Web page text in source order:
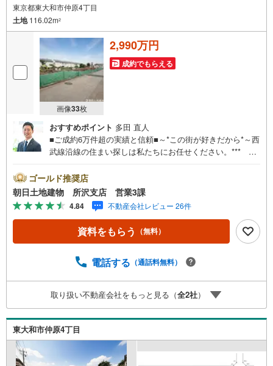
東京都東大和市仲原4丁目
土地116.02m2
画像33枚
2,990万円
成約でもらえる
おすすめポイント 多田 直人
■ご成約6万件超の実績と信頼■～*この街が好きだから*～西
武線沿線の住まい探しは私たちにお任せください。*** 住
玉・神奈川に展開。豊富な取引データと現場経験をもと
に、お客様一人ひとりに最適なご提案を行っています。
「住宅ローンが不安」「自己資金が少ないけれど購入でき
る？」「住み替えの進め方が分からない」など、購入・売
却に関するお悩みにも有資格スタッフが丁寧に対応。資金
計画の立案から契約・お引渡しまで一貫してサポートいた
件ごとのメリット・注意点をまとめたレポートもご用意し
応。まずはお気軽にご相談ください。■電車でお越しのお客
様は、西武線「所沢駅」西口より徒歩5分■お車でお越しの
お客様は、提携駐車場がございますので弊社営業スタッフ
までお尋ねください。
ゴールド推奨店
朝日土地建物 所沢支店 営業3課
4.84 不動産会社レビュー 26件
資料をもらう （無料）
電話する （通話料無料）
取り扱い不動産会社をもっと見る（全2社）
東大和市仲原4丁目